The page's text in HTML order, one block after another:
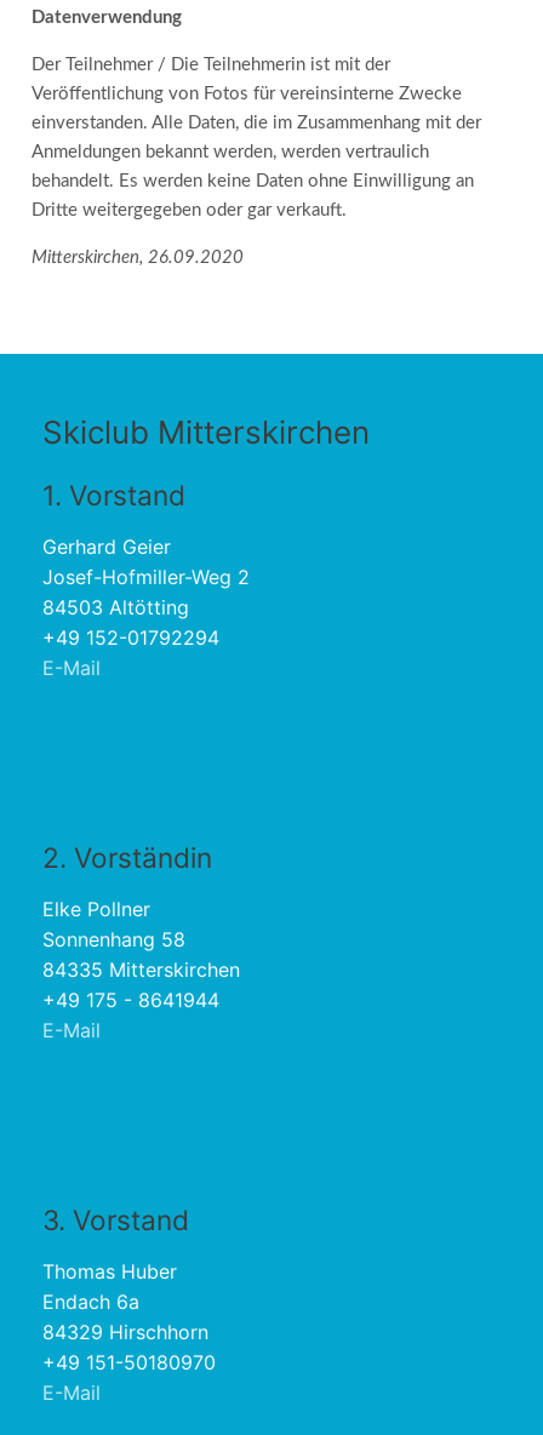
Datenverwendung
Der Teilnehmer / Die Teilnehmerin ist mit der
Veröffentlichung von Fotos für vereinsinterne Zwecke
einverstanden. Alle Daten, die im Zusammenhang mit der
Anmeldungen bekannt werden, werden vertraulich
behandelt. Es werden keine Daten ohne Einwilligung an
Dritte weitergegeben oder gar verkauft.
Mitterskirchen, 26.09.2020
Skiclub Mitterskirchen
1. Vorstand
Gerhard Geier
Josef-Hofmiller-Weg 2
84503 Altötting
+49 152-01792294
E-Mail
2. Vorständin
Elke Pollner
Sonnenhang 58
84335 Mitterskirchen
+49 175 - 8641944
E-Mail
3. Vorstand
Thomas Huber
Endach 6a
84329 Hirschhorn
+49 151-50180970
E-Mail